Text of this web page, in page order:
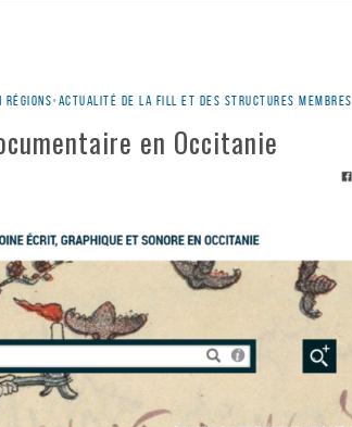
régions•Actualité de la Fill et des structures membres
en Occitanie